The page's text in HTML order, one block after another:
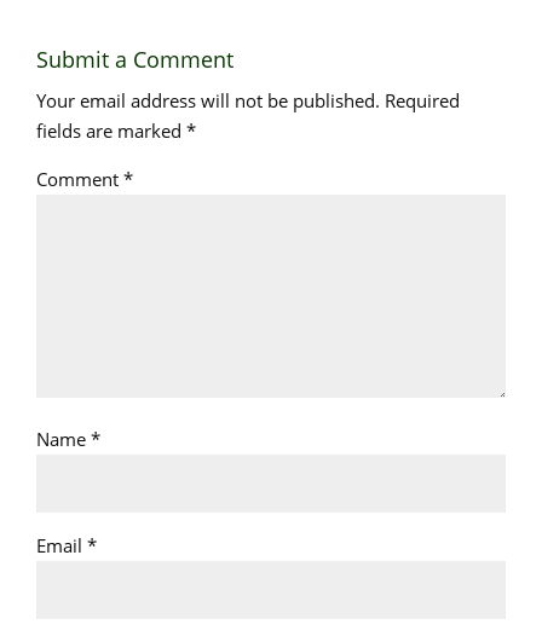
Submit a Comment
Your email address will not be published. Required
fields are marked *
Comment *
Name *
Email *